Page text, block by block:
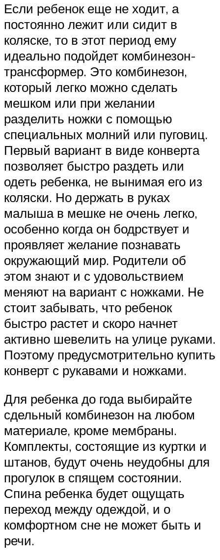
Если ребенок еще не ходит, а
постоянно лежит или сидит в
коляске, то в этот период ему
идеально подойдет комбинезон-
трансформер. Это комбинезон,
который легко можно сделать
мешком или при желании
разделить ножки с помощью
специальных молний или пуговиц.
Первый вариант в виде конверта
позволяет быстро раздеть или
одеть ребенка, не вынимая его из
коляски. Но держать в руках
малыша в мешке не очень легко,
особенно когда он бодрствует и
проявляет желание познавать
окружающий мир. Родители об
этом знают и с удовольствием
меняют на вариант с ножками. Не
стоит забывать, что ребенок
быстро растет и скоро начнет
активно шевелить на улице руками.
Поэтому предусмотрительно купить
конверт с рукавами и ножками.
Для ребенка до года выбирайте
сдельный комбинезон на любом
материале, кроме мембраны.
Комплекты, состоящие из куртки и
штанов, будут очень неудобны для
прогулок в спящем состоянии.
Спина ребенка будет ощущать
переход между одеждой, и о
комфортном сне не может быть и
речи.